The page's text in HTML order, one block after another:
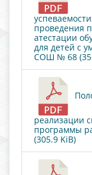
проведения
атестации
для детей с
СОШ № 68
реализации
программы
(305.9 KiB)